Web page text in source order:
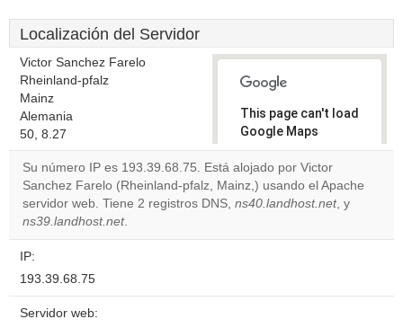
Localización del Servidor
Victor Sanchez Farelo
Rheinland-pfalz
Mainz
Alemania
50, 8.27
This page can't load
Google Maps
correctly.
Do you
own this
OK
Su número IP es 193.39.68.75. Está alojado por Victor
Sanchez Farelo (Rheinland-pfalz, Mainz,) usando el Apache
servidor web. Tiene 2 registros DNS, ns40.landhost.net, y
ns39.landhost.net.
IP:
193.39.68.75
Servidor web: